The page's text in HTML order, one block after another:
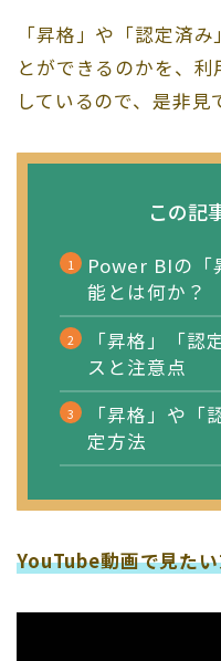
「昇格」や「認定済
とができるのかを、
しているので、是非見
この記
Power BIの「
能とは何か？
「昇格」「認
スと注意点
「昇格」や「
定方法
YouTube動画で見た